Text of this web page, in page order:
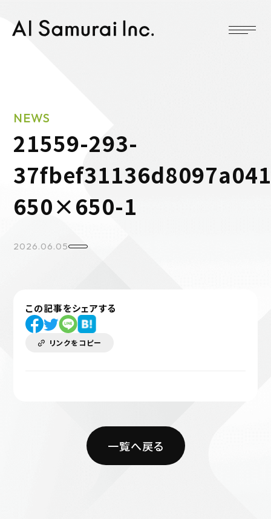
21559-293-
650×650-1
NEWS
2026.06.05
この記事をシェアする
リンクをコピー
一覧へ戻る